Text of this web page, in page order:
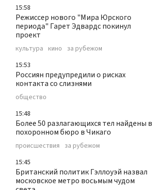
15:58
Режиссер нового "Мира Юрского
периода" Гарет Эдвардс покинул
проект
культура кино за рубежом
15:53
Россиян предупредили о рисках
контакта со слизнями
общество
15:48
Более 50 разлагающихся тел найдены в
похоронном бюро в Чикаго
происшествия за рубежом
15:45
Британский политик Гэллоуэй назвал
московское метро восьмым чудом